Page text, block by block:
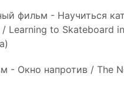
фильм - Научиться
to Skateboard
Окно напротив / The